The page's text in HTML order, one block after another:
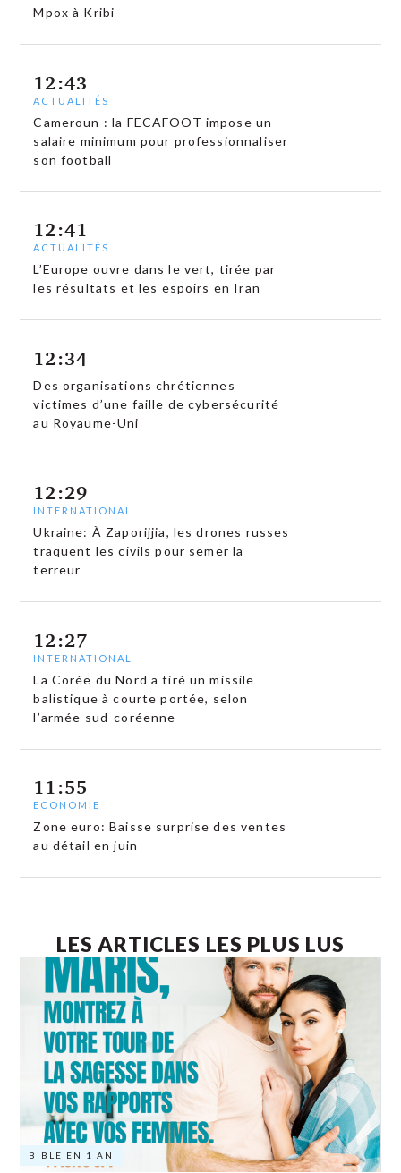
Mpox à Kribi
12:43
ACTUALITÉS
Cameroun : la FECAFOOT impose un
salaire minimum pour professionnaliser
son football
12:41
ACTUALITÉS
L’Europe ouvre dans le vert, tirée par
les résultats et les espoirs en Iran
12:34
Des organisations chrétiennes
victimes d’une faille de cybersécurité
au Royaume-Uni
12:29
INTERNATIONAL
Ukraine: À Zaporijjia, les drones russes
traquent les civils pour semer la
terreur
12:27
INTERNATIONAL
La Corée du Nord a tiré un missile
balistique à courte portée, selon
l’armée sud-coréenne
11:55
ECONOMIE
Zone euro: Baisse surprise des ventes
au détail en juin
LES ARTICLES LES PLUS LUS
BIBLE EN 1 AN